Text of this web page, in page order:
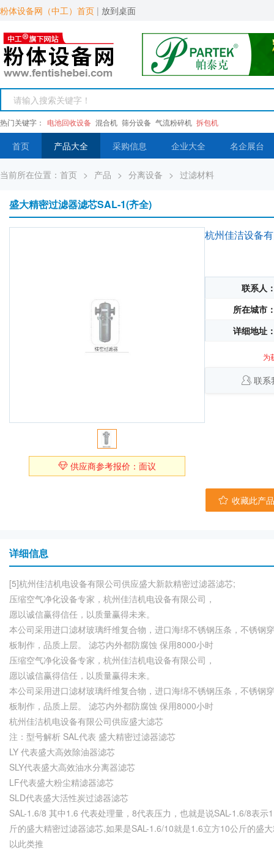
粉体设备网（中工）首页 | 放到桌面
热门关键字： 电池回收设备 混合机 筛分设备 气流粉碎机 拆包机
首页 产品大全 采购信息 企业大全 名企展台
当前所在位置： 首页 > 产品 > 分离设备 > 过滤材料
盛大精密过滤器滤芯SAL-1(齐全)
供应商参考报价：面议
杭州佳洁设备
联系人
所在城市
详细地址
为
联系
收藏此产品
详细信息
[5]杭州佳洁机电设备有限公司供应盛大新款精密过滤器滤芯;
压缩空气净化设备专家，杭州佳洁机电设备有限公司，
愿以诚信赢得信任，以质量赢得未来。
本公司采用进口滤材玻璃纤维复合物，进口海绵不锈钢压条，不锈钢
板制作，品质上层。 滤芯内外都防腐蚀 保用8000小时
压缩空气净化设备专家，杭州佳洁机电设备有限公司，
愿以诚信赢得信任，以质量赢得未来。
本公司采用进口滤材玻璃纤维复合物，进口海绵不锈钢压条，不锈钢
板制作，品质上层。 滤芯内外都防腐蚀 保用8000小时
杭州佳洁机电设备有限公司供应盛大滤芯
注：型号解析 SAL代表 盛大精密过滤器滤芯
LY 代表盛大高效除油器滤芯
SLY代表盛大高效油水分离器滤芯
LF代表盛大粉尘精滤器滤芯
SLD代表盛大活性炭过滤器滤芯
SAL-1.6/8 其中1.6 代表处理量，8代表压力，也就是说SAL-1.6/8表示
斤的盛大精密过滤器滤芯,如果是SAL-1.6/10就是1.6立方10公斤的盛
以此类推